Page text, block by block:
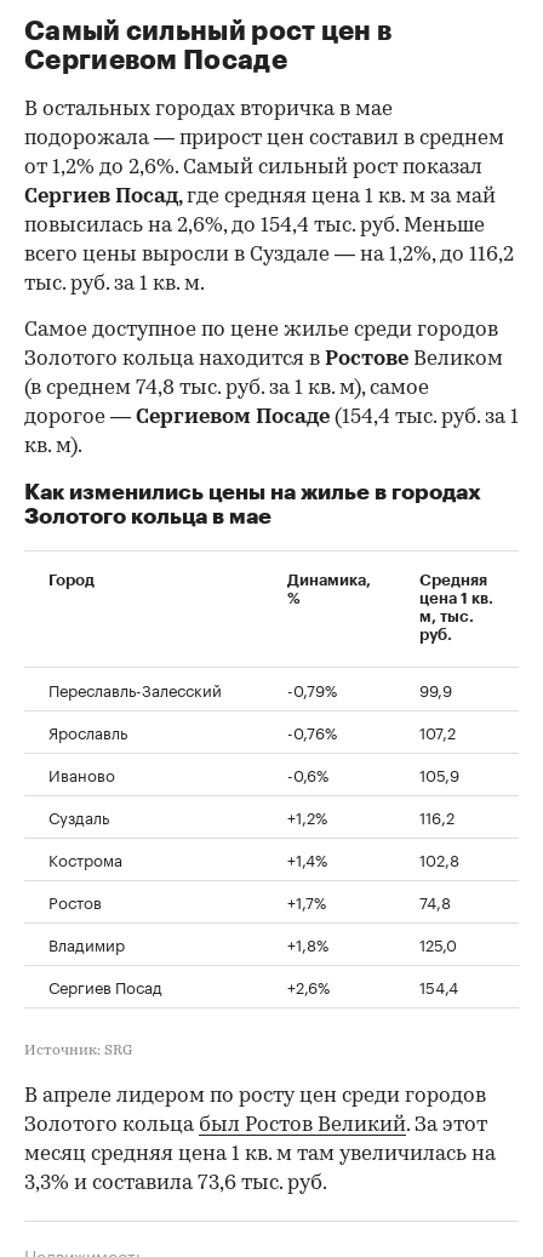
Самый сильный рост цен в
Сергиевом Посаде
В остальных городах вторичка в мае
подорожала — прирост цен составил в среднем
от 1,2% до 2,6%. Самый сильный рост показал
Сергиев Посад,где средняя цена 1 кв. м за май
повысилась на 2,6%, до 154,4 тыс. руб. Меньше
всего цены выросли в Суздале — на 1,2%, до 116,2
тыс. руб. за 1 кв. м.
Самое доступное по цене жилье среди городов
Золотого кольца находится в Ростове Великом
(в среднем 74,8 тыс. руб. за 1 кв. м), самое
дорогое — Сергиевом Посаде (154,4 тыс. руб. за 1
кв. м).
Как изменились цены на жилье в городах
Золотого кольца в мае
Город
Динамика,
%
Средняя
цена 1 кв.
м, тыс.
руб.
Переславль-Залесский -0,79%
99,9
Ярославль
-0,76%
107,2
Иваново
-0,6%
105,9
Суздаль
+1,2%
116,2
Кострома
+1,4%
102,8
Ростов
+1,7%
74,8
Владимир
+1,8%
125,0
Сергиев Посад
+2,6% 154,4
Источник: SRG
В апреле лидером по росту цен среди городов
Золотого кольца был Ростов Великий. За этот
месяц средняя цена 1 кв. м там увеличилась на
3,3% и составила 73,6 тыс. руб.